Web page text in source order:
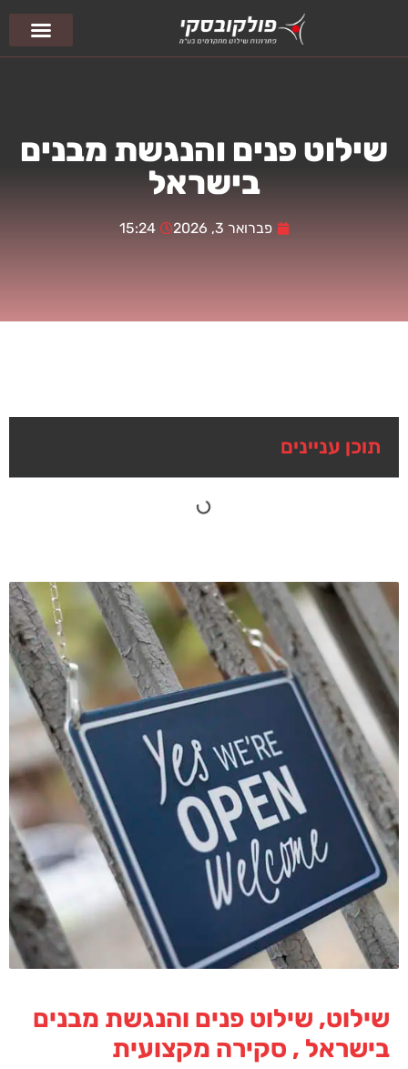
שילוט פנים והנגשת מבנים
בישראל
פברואר 3, 2026 15:24
שילוט, שילוט פנים והנגשת מבנים
בישראל , סקירה מקצועית
תוכן עניינים